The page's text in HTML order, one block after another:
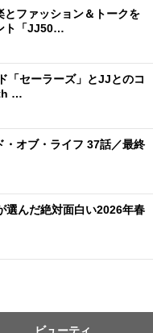
とファッション＆トークを
ト「JJ50…
「セーラーズ」とJJとのコ
…
・オブ・ライフ 37話／最終
選んだ絶対面白い2026年春